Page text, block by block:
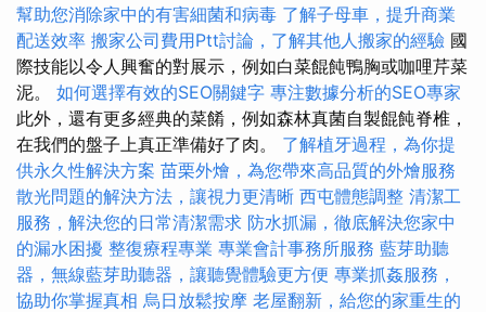
幫助您消除家中的有害細菌和病毒 了解子母車，提升商業
配送效率 搬家公司費用Ptt討論，了解其他人搬家的經驗 國
際技能以令人興奮的對展示，例如白菜餛飩鴨胸或咖哩芹菜
泥。 如何選擇有效的SEO關鍵字 專注數據分析的SEO專家
此外，還有更多經典的菜餚，例如森林真菌自製餛飩脊椎，
在我們的盤子上真正準備好了肉。 了解植牙過程，為你提
供永久性解決方案 苗栗外燴，為您帶來高品質的外燴服務
散光問題的解決方法，讓視力更清晰 西屯體態調整 清潔工
服務，解決您的日常清潔需求 防水抓漏，徹底解決您家中
的漏水困擾 整復療程專業 專業會計事務所服務 藍芽助聽
器，無線藍芽助聽器，讓聽覺體驗更方便 專業抓姦服務，
協助你掌握真相 烏日放鬆按摩 老屋翻新，給您的家重生的